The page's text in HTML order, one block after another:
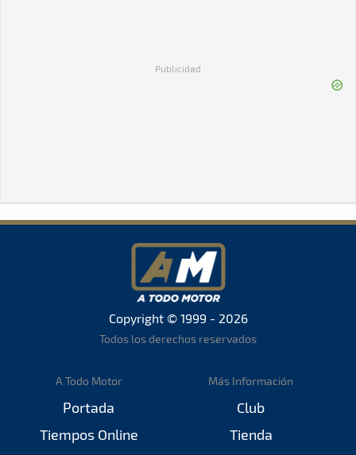
Publicidad
Copyright © 1999 - 2026
Todos los derechos reservados
A Todo Motor
Portada
Tiempos Online
Más Información
Club
Tienda